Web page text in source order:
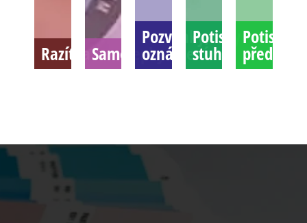
Razítka Samolepky
Pozvánky,
oznámení
Potisky
stuh
Potisky